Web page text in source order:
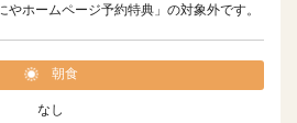
ホームページ予約特典」の対象外です。
朝食
なし